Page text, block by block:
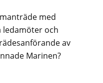
med
ledamöter och
av
Marinen?